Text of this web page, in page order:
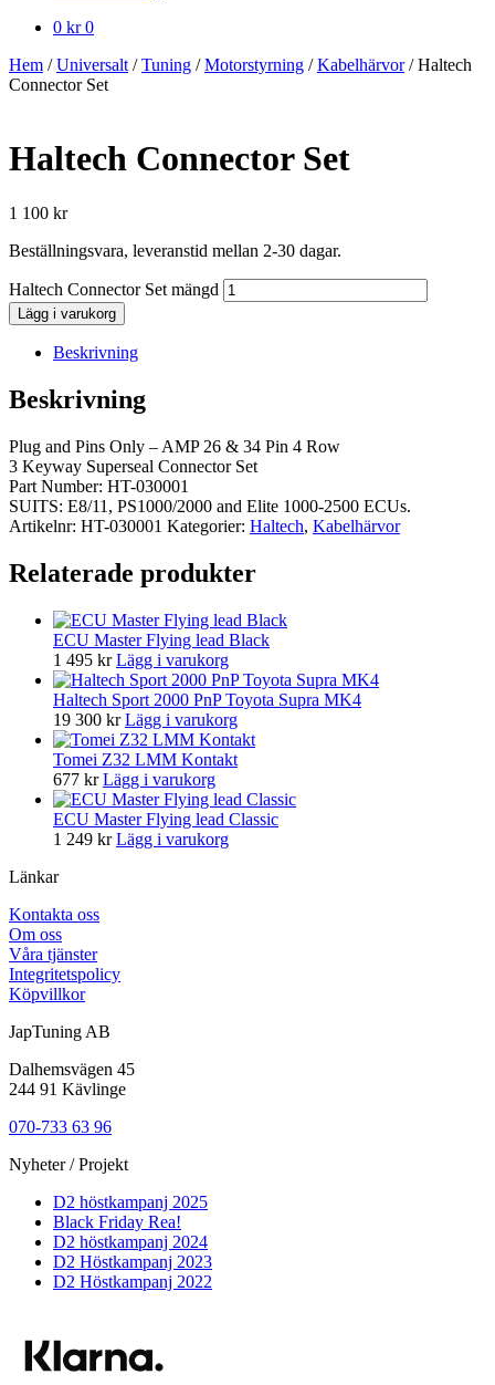
0 kr 0
Hem /Universalt /Tuning /Motorstyrning /Kabelhärvor/Haltech
Connector Set
Haltech Connector Set
1 100 kr
Beställningsvara, leveranstid mellan 2-30 dagar.
Haltech Connector Set mängd
Lägg i varukorg
Beskrivning
Beskrivning
Plug and Pins Only – AMP 26 & 34 Pin 4 Row
3 Keyway Superseal Connector Set
Part Number: HT-030001
SUITS: E8/11, PS1000/2000 and Elite 1000-2500 ECUs.
Artikelnr: HT-030001 Kategorier: Haltech, Kabelhärvor
Relaterade produkter
ECU Master Flying lead Black
1 495 kr Lägg i varukorg
Haltech Sport 2000 PnP Toyota Supra MK4
19 300 kr Lägg i varukorg
Tomei Z32 LMM Kontakt
677 kr Lägg i varukorg
ECU Master Flying lead Classic
1 249 kr Lägg i varukorg
Länkar
Kontakta oss
Om oss
Våra tjänster
Integritetspolicy
Köpvillkor
JapTuning AB
Dalhemsvägen 45
244 91 Kävlinge
070-733 63 96
Nyheter / Projekt
D2 höstkampanj 2025
Black Friday Rea!
D2 höstkampanj 2024
D2 Höstkampanj 2023
D2 Höstkampanj 2022